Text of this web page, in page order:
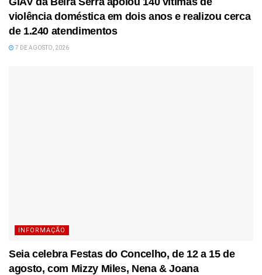
violência doméstica em dois anos e realizou cerca
de 1.240 atendimentos
7 DE AGOSTO, 2026
INFORMAÇÃO
Seia celebra Festas do Concelho, de 12 a 15 de
agosto, com Mizzy Miles, Nena & Joana